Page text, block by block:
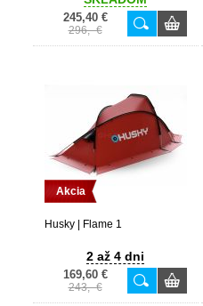
245,40 €
296,- €
Akcia
Husky | Flame 1
2 až 4 dni
169,60 €
243,- €